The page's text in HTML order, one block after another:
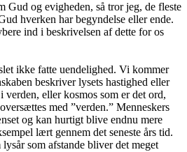
Gud og evigheden, så tror jeg, de fleste
hverken har begyndelse eller ende.
ind i beskrivelsen af dette for os
ikke fatte uendelighed. Vi kommer
beskriver lysets hastighed eller
eller kosmos som er det ord,
med ”verden.” Menneskers
og kan hurtigt blive endnu mere
lært gennem det seneste års tid.
som afstande bliver det meget